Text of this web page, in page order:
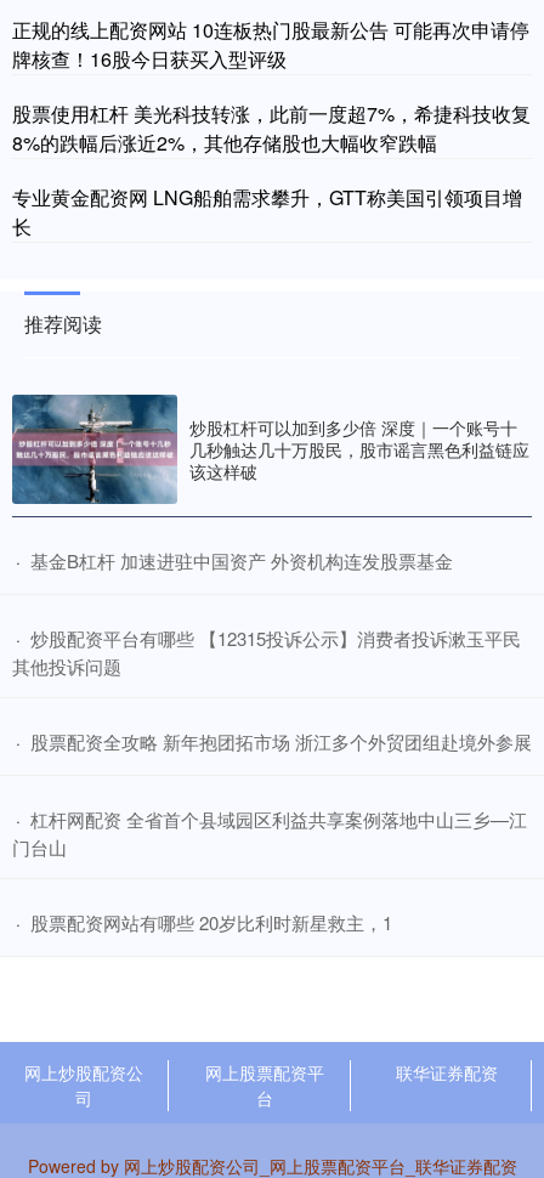
正规的线上配资网站 10连板热门股最新公告 可能再次申请停
牌核查！16股今日获买入型评级
股票使用杠杆 美光科技转涨，此前一度超7%，希捷科技收复
8%的跌幅后涨近2%，其他存储股也大幅收窄跌幅
专业黄金配资网 LNG船舶需求攀升，GTT称美国引领项目增
长
推荐阅读
炒股杠杆可以加到多少倍 深度｜一个账号十
几秒触达几十万股民，股市谣言黑色利益链应
该这样破
· ​基金B杠杆 加速进驻中国资产 外资机构连发股票基金
· ​炒股配资平台有哪些 【12315投诉公示】消费者投诉漱玉平民
其他投诉问题
· ​股票配资全攻略 新年抱团拓市场 浙江多个外贸团组赴境外参展
· ​杠杆网配资 全省首个县域园区利益共享案例落地中山三乡—江
门台山
· ​股票配资网站有哪些 20岁比利时新星救主，1
网上炒股配资公
司
网上股票配资平
台
联华证券配资
Powered by 网上炒股配资公司_网上股票配资平台_联华证券配资